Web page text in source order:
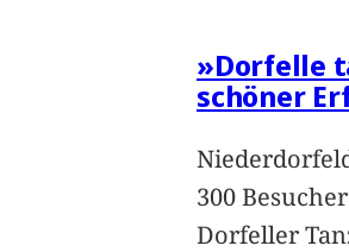
»Dorfelle
schöner
300
Dorfeller